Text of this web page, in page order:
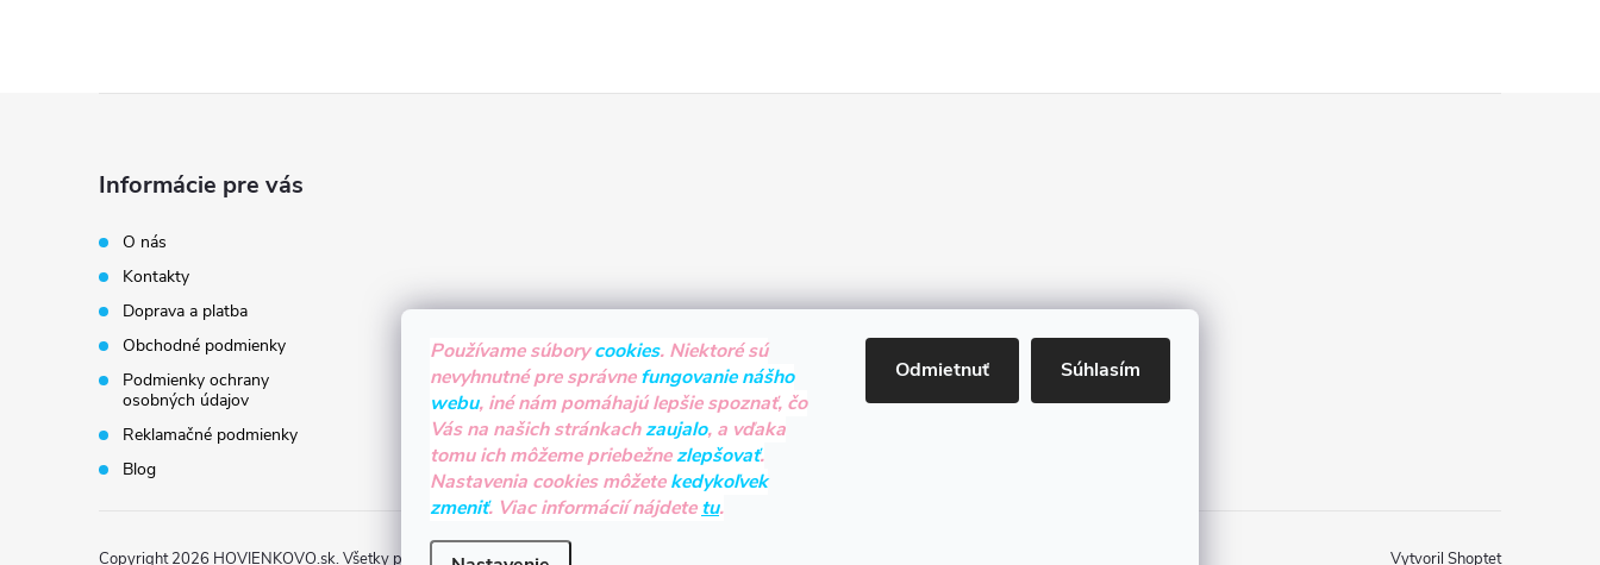
Používame súborycookies. Niektoré sú
nevyhnutné pre správnefungovanie nášho
webu, iné nám pomáhajú lepšie spoznať, čo
Vás na našich stránkachzaujalo, a vďaka
tomu ich môžeme priebežnezlepšovať.
Nastavenia cookies môžetekedykoľvek
zmeniť. Viac informácií nájdetetu.
Odmietnuť Súhlasím
Informácie pre vás
O nás
Kontakty
Doprava a platba
Obchodné podmienky
Podmienky ochrany
osobných údajov
Reklamačné podmienky
Blog
Vytvoril Shoptet
Copyright 2026 HOVIENKOVO.sk. Všetky práva vyhradené.Upraviť nastavenie cookies